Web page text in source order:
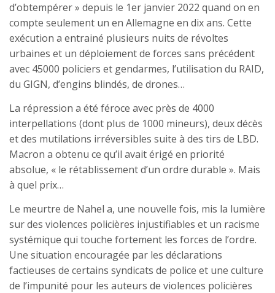
d’obtempérer » depuis le 1er janvier 2022 quand on en
compte seulement un en Allemagne en dix ans. Cette
exécution a entrainé plusieurs nuits de révoltes
urbaines et un déploiement de forces sans précédent
avec 45000 policiers et gendarmes, l’utilisation du RAID,
du GIGN, d’engins blindés, de drones…
La répression a été féroce avec près de 4000
interpellations (dont plus de 1000 mineurs), deux décès
et des mutilations irréversibles suite à des tirs de LBD.
Macron a obtenu ce qu’il avait érigé en priorité
absolue, « le rétablissement d’un ordre durable ». Mais
à quel prix…
Le meurtre de Nahel a, une nouvelle fois, mis la lumière
sur des violences policières injustifiables et un racisme
systémique qui touche fortement les forces de l’ordre.
Une situation encouragée par les déclarations
factieuses de certains syndicats de police et une culture
de l’impunité pour les auteurs de violences policières